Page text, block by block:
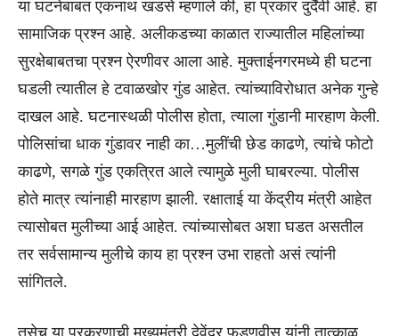
या घटनेबाबत एकनाथ खडसे म्हणाले की, हा प्रकार दुर्दैवी आहे. हा
सामाजिक प्रश्न आहे. अलीकडच्या काळात राज्यातील महिलांच्या
सुरक्षेबाबतचा प्रश्न ऐरणीवर आला आहे. मुक्ताईनगरमध्ये ही घटना
घडली त्यातील हे टवाळखोर गुंड आहेत. त्यांच्याविरोधात अनेक गुन्हे
दाखल आहे. घटनास्थळी पोलीस होता, त्याला गुंडानी मारहाण केली.
पोलिसांचा धाक गुंडावर नाही का…मुलींची छेड काढणे, त्यांचे फोटो
काढणे, सगळे गुंड एकत्रित आले त्यामुळे मुली घाबरल्या. पोलीस
होते मात्र त्यांनाही मारहाण झाली. रक्षाताई या केंद्रीय मंत्री आहेत
त्यासोबत मुलीच्या आई आहेत. त्यांच्यासोबत अशा घडत असतील
तर सर्वसामान्य मुलीचे काय हा प्रश्न उभा राहतो असं त्यांनी
सांगितले.
तसेच या प्रकरणाची मुख्यमंत्री देवेंद्र फडणवीस यांनी तात्काळ